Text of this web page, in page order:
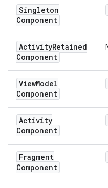
Singleton
Component
ActivityRetained
Component
ViewModel
Component
Activity
Component
Fragment
Component